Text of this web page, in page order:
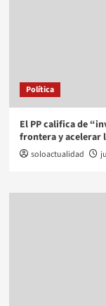
Política
El PP califica de
frontera y acelerar
soloactualidad